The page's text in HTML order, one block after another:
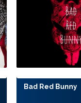
Bad Red Bunny